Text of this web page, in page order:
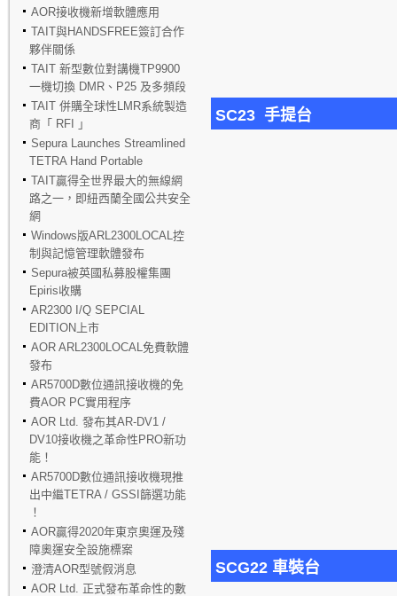
AOR接收機新增軟體應用
TAIT與HANDSFREE簽訂合作
夥伴關係
TAIT 新型數位對講機TP9900
一機切換 DMR、P25 及多頻段
TAIT 併購全球性LMR系統製造
商「 RFI 」
Sepura Launches Streamlined
TETRA Hand Portable
TAIT贏得全世界最大的無線網
路之一，即紐西蘭全國公共安全
網
Windows版ARL2300LOCAL控
制與記憶管理軟體發布
Sepura被英國私募股權集團
Epiris收購
AR2300 I/Q SEPCIAL
EDITION上市
AOR ARL2300LOCAL免費軟體
發布
AR5700D數位通訊接收機的免
費AOR PC實用程序
AOR Ltd. 發布其AR-DV1 /
DV10接收機之革命性PRO新功
能！
AR5700D數位通訊接收機現推
出中繼TETRA / GSSI篩選功能
！
AOR贏得2020年東京奧運及殘
障奧運安全設施標案
澄清AOR型號假消息
AOR Ltd. 正式發布革命性的數
SC23 手提台
SCG22 車裝台